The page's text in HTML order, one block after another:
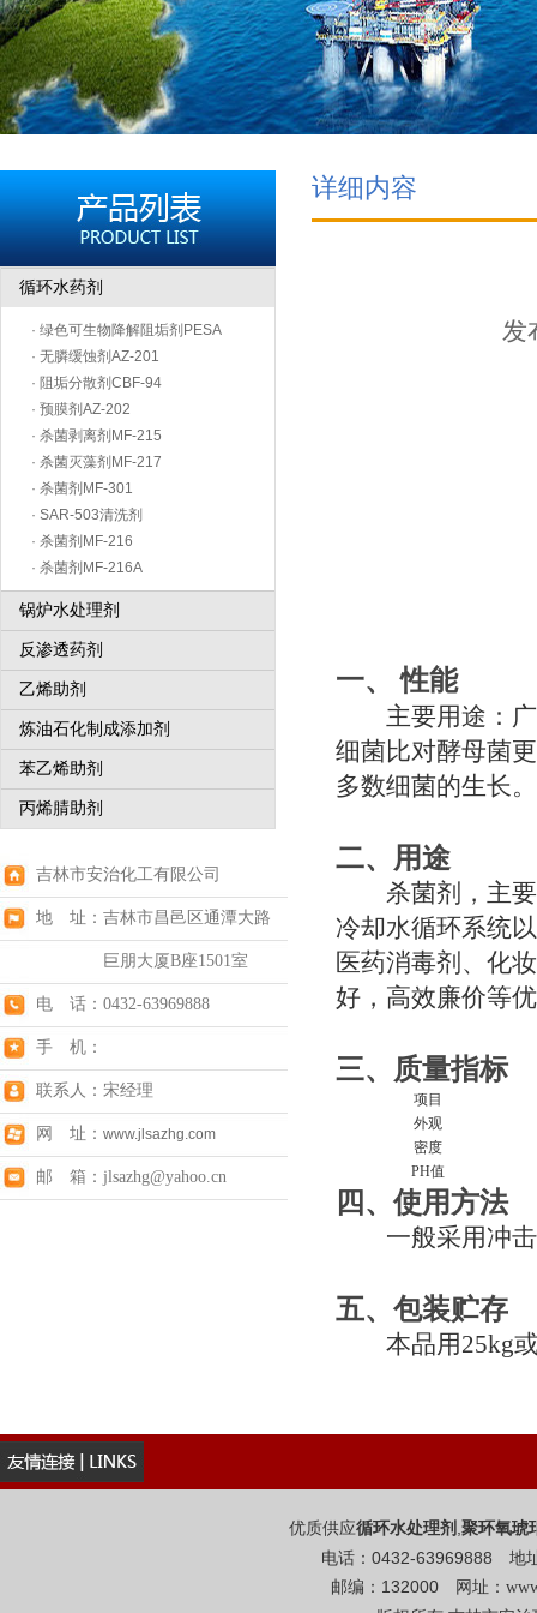
循环水药剂
· 绿色可生物降解阻垢剂PESA
· 无膦缓蚀剂AZ-201
· 阻垢分散剂CBF-94
· 预膜剂AZ-202
· 杀菌剥离剂MF-215
· 杀菌灭藻剂MF-217
· 杀菌剂MF-301
· SAR-503清洗剂
· 杀菌剂MF-216
· 杀菌剂MF-216A
锅炉水处理剂
反渗透药剂
乙烯助剂
炼油石化制成添加剂
苯乙烯助剂
丙烯腈助剂
吉林市安治化工有限公司
地 址：吉林市昌邑区通潭大路
巨朋大厦B座1501室
电 话：0432-63969888
手 机：
联系人：宋经理
网 址： www.jlsazhg.com
邮 箱：jlsazhg@yahoo.cn
详细内容
发
一、 性能
主要用途：广
细菌比对酵母菌
多数细菌的生长。
二、用途
杀菌剂，主要
冷却水循环系统
医药消毒剂、化
好，高效廉价等
三、质量指标
项目
外观
密度
PH值
四、使用方法
一般采用冲击
五、包装贮存
本品用25kg或
优质供应循环水处理剂 ,聚环氧琥
电话：0432-63969888 地
邮编：132000 网址：